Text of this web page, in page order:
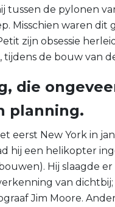
tussen de pylonen
Misschien waren
zijn obsessie
tijdens de bouw van
die
planning.
eerst New York in
hij een helikopter
Hij slaagde
van
Jim Moore.